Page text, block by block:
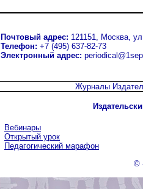
Почтовый адрес: 121151, Москва,
Телефон: +7 (495) 637-82-73
Электронный адрес:
Журналы
Вебинары
Открытый урок
Педагогический марафон
©